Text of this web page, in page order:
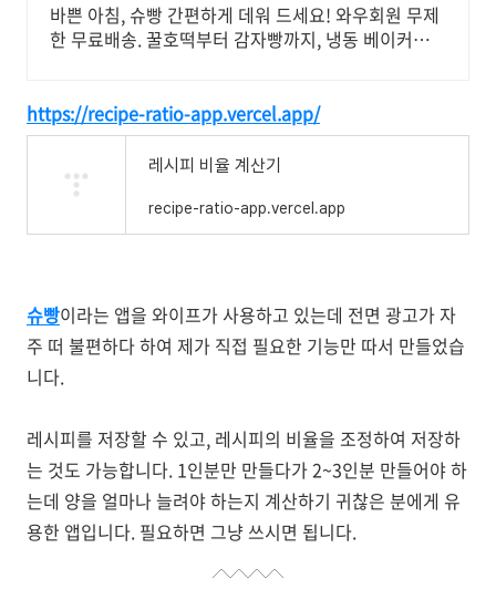
바쁜 아침, 슈빵 간편하게 데워 드세요! 와우회원 무제
한 무료배송. 꿀호떡부터 감자빵까지, 냉동 베이커리
https://recipe-ratio-app.vercel.app/
레시피 비율 계산기
recipe-ratio-app.vercel.app
슈빵이라는 앱을 와이프가 사용하고 있는데 전면 광고가 자
주 떠 불편하다 하여 제가 직접 필요한 기능만 따서 만들었습
니다.
레시피를 저장할 수 있고, 레시피의 비율을 조정하여 저장하
는 것도 가능합니다. 1인분만 만들다가 2~3인분 만들어야 하
는데 양을 얼마나 늘려야 하는지 계산하기 귀찮은 분에게 유
용한 앱입니다. 필요하면 그냥 쓰시면 됩니다.